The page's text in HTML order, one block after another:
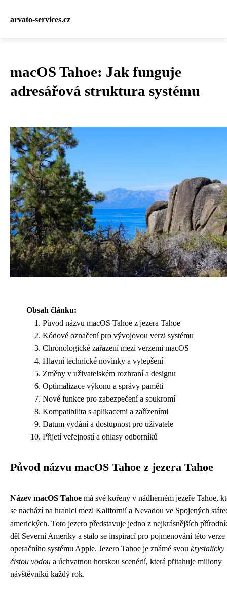
arvato-services.cz
macOS Tahoe: Jak funguje
adresářová struktura systému
Obsah článku:
Původ názvu macOS Tahoe z jezera Tahoe
Kódové označení pro vývojovou verzi systému
Chronologické zařazení mezi verzemi macOS
Hlavní technické novinky a vylepšení
Změny v uživatelském rozhraní a designu
Optimalizace výkonu a správy paměti
Nové funkce pro zabezpečení a soukromí
Kompatibilita s aplikacemi a zařízeními
Datum vydání a dostupnost pro uživatele
Přijetí veřejností a ohlasy odborníků
Původ názvu macOS Tahoe z jezera Tahoe
Název macOS Tahoe má své kořeny v nádherném jezeře Tahoe,
se nachází na hranici mezi Kalifornií a Nevadou ve Spojených
amerických. Toto jezero představuje jedno z nejkrásnějších
děl Severní Ameriky a stalo se inspirací pro pojmenování této verze
operačního systému Apple. Jezero Tahoe je známé svou krystalicky
čistou vodou a úchvatnou horskou scenérií, která přitahuje miliony
návštěvníků každý rok.